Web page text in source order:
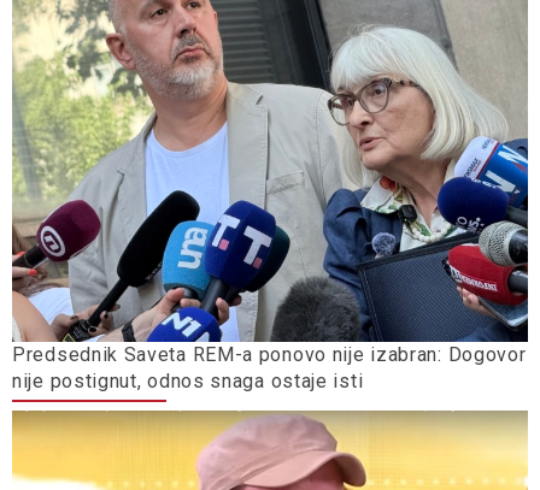
Predsednik Saveta REM-a ponovo nije izabran: Dogovor
nije postignut, odnos snaga ostaje isti